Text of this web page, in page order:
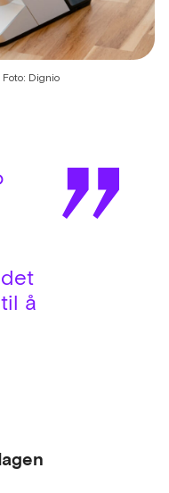
Dignio
å